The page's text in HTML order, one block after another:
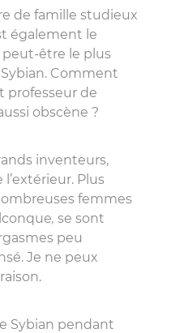
de famille studieux
également le
être le plus
Comment
professeur de
obscène ?
inventeurs,
l’extérieur. Plus
femmes
, se sont
peu
Je ne peux
Sybian pendant